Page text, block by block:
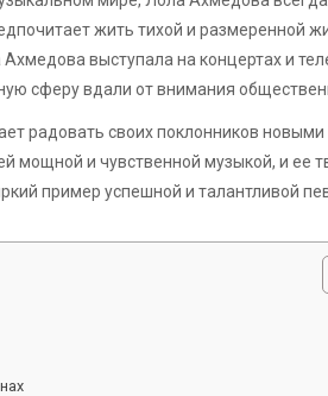
жить тихой и размеренной
выступала на концертах и
сферу вдали от внимания
радовать своих поклонников
мощной и чувственной музыкой, и ее
пример успешной и талантливой